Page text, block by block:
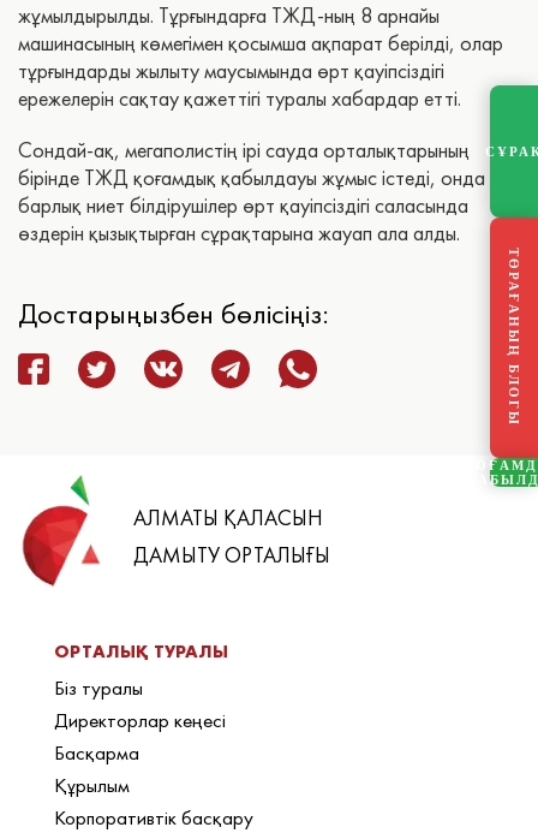
жұмылдырылды. Тұрғындарға ТЖД-ның 8 арнайы
машинасының көмегімен қосымша ақпарат берілді, олар
тұрғындарды жылыту маусымында өрт қауіпсіздігі
ережелерін сақтау қажеттігі туралы хабардар етті.
Сондай-ақ, мегаполистің ірі сауда орталықтарының
бірінде ТЖД қоғамдық қабылдауы жұмыс істеді, онда
барлық ниет білдірушілер өрт қауіпсіздігі саласында
өздерін қызықтырған сұрақтарына жауап ала алды.
Достарыңызбен бөлісіңіз:
АЛМАТЫ ҚАЛАСЫН
ДАМЫТУ ОРТАЛЫҒЫ
ОРТАЛЫҚ ТУРАЛЫ
Біз туралы
Директорлар кеңесі
Басқарма
Құрылым
Корпоративтік басқару
ТӨРАҒАНЫҢ БЛОГЫ